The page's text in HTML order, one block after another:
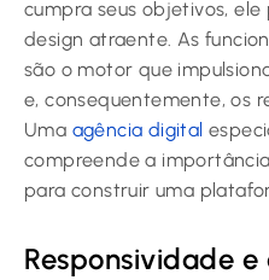
cumpra seus objetivos,
design atraente. As
são o motor que
e, consequentemente, os
Uma agência digital
compreende a
para construir uma
Responsividade